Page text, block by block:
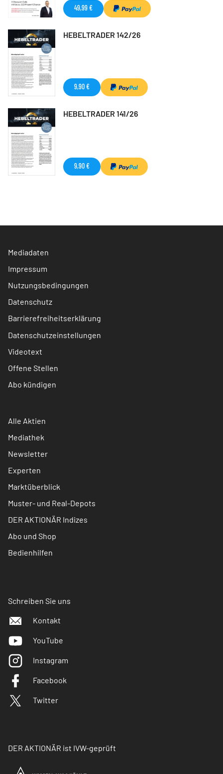
49,99 €
HEBELTRADER 142/26
9,90 €
HEBELTRADER 141/26
9,90 €
Mediadaten
Impressum
Nutzungsbedingungen
Datenschutz
Barrierefreiheitserklärung
Datenschutzeinstellungen
Videotext
Offene Stellen
Abo kündigen
Alle Aktien
Mediathek
Newsletter
Experten
Marktüberblick
Muster- und Real-Depots
DER AKTIONÄR Indizes
Abo und Shop
Bedienhilfen
Schreiben Sie uns
Kontakt
YouTube
Instagram
Facebook
Twitter
DER AKTIONÄR ist IVW-geprüft